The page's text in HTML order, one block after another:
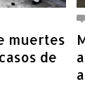
muertes
de